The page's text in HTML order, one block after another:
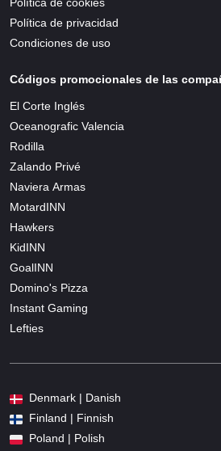
Política de cookies
Política de privacidad
Condiciones de uso
Códigos promocionales de las
El Corte Inglés
Oceanografic Valencia
Rodilla
Zalando Privé
Naviera Armas
MotardINN
Hawkers
KidINN
GoalINN
Domino's Pizza
Instant Gaming
Lefties
Denmark | Danish
Finland | Finnish
Poland | Polish